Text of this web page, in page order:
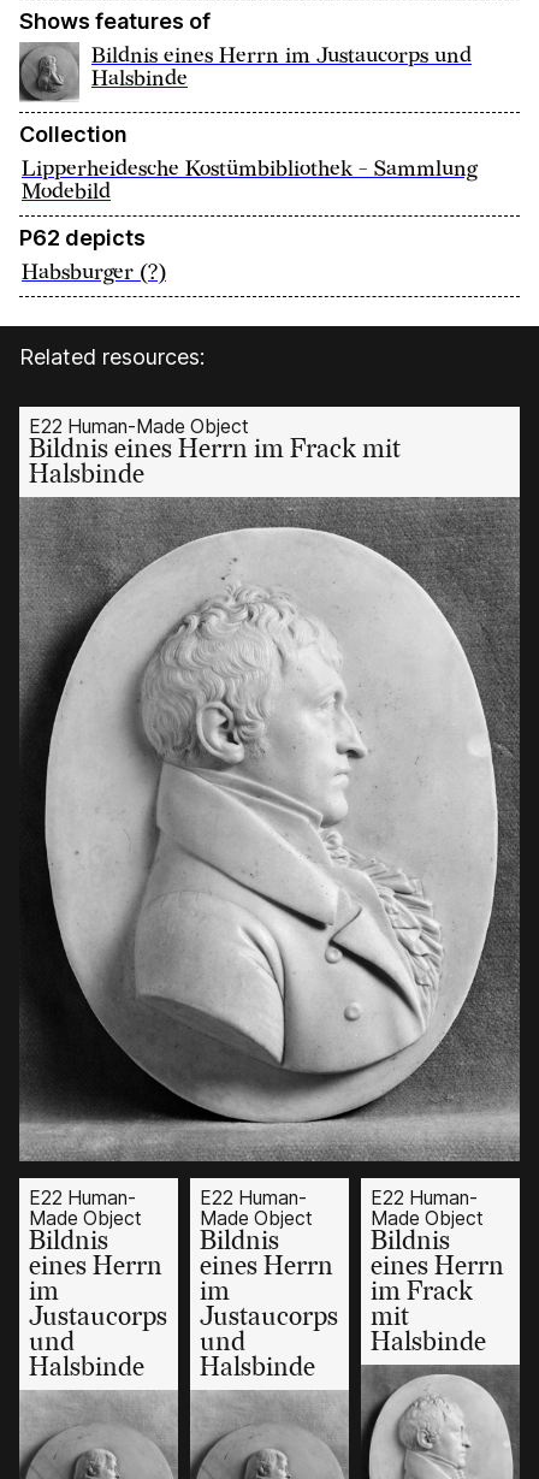
Shows features of
Bildnis eines Herrn im Justaucorps und
Halsbinde
Collection
Lipperheidesche Kostümbibliothek - Sammlung
Modebild
P62 depicts
Habsburger (?)
Related resources:
E22 Human-Made Object
Bildnis eines Herrn im Frack mit
Halsbinde
E22 Human-
Made Object
Bildnis
eines Herrn
im
Justaucorps
und
Halsbinde
E22 Human-
Made Object
Bildnis
eines Herrn
im
Justaucorps
und
Halsbinde
E22 Human-
Made Object
Bildnis
eines Herrn
im Frack
mit
Halsbinde